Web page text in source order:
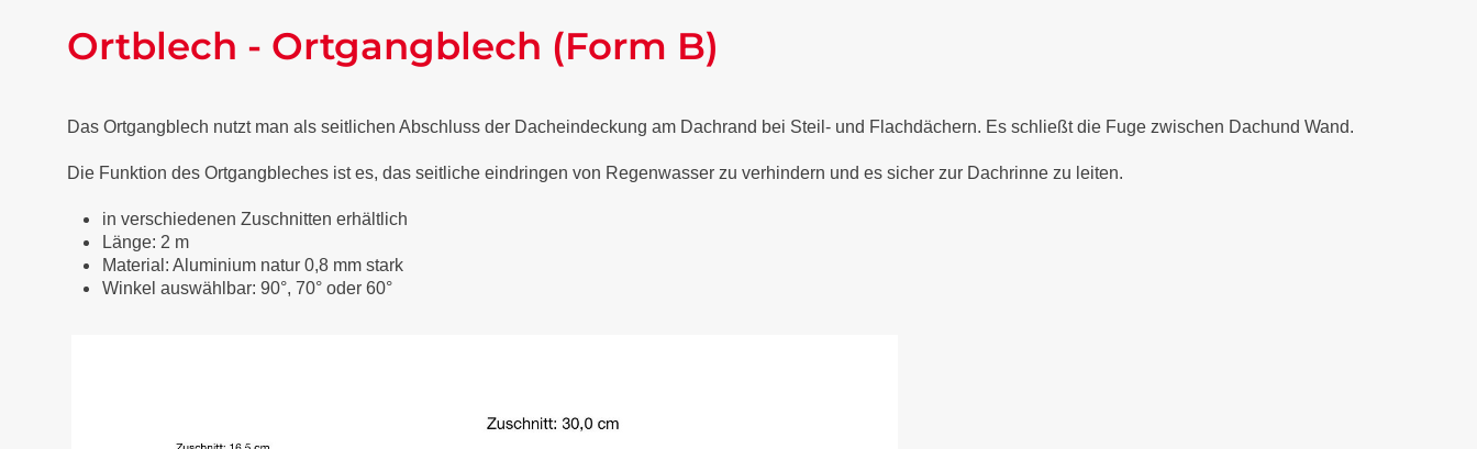
Ortblech - Ortgangblech (Form B)
Das Ortgangblech nutzt man als seitlichen Abschluss der Dacheindeckung am Dachrand bei Steil- und Flachdächern. Es schließt die Fuge zwischen Dachund Wand.
Die Funktion des Ortgangbleches ist es, das seitliche eindringen von Regenwasser zu verhindern und es sicher zur Dachrinne zu leiten.
in verschiedenen Zuschnitten erhältlich
Länge: 2 m
Material: Aluminium natur 0,8 mm stark
Winkel auswählbar: 90°, 70° oder 60°